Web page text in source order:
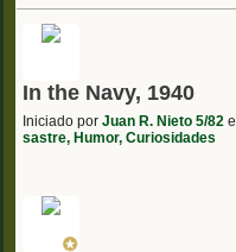
In the Navy, 1940
Iniciado por Juan R. Nieto 5/82
sastre, Humor, Curiosidades